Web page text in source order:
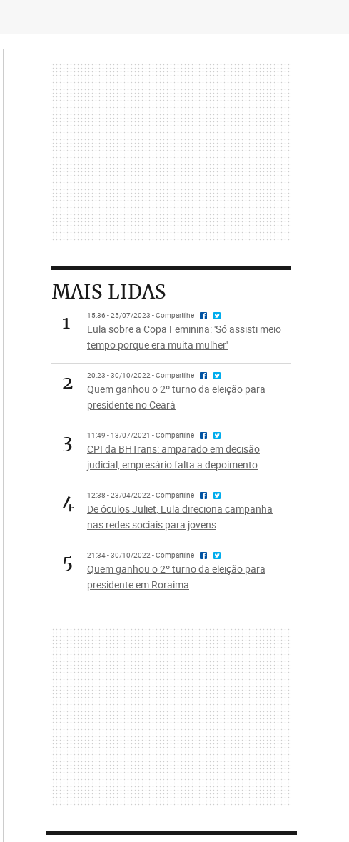
MAIS LIDAS
1
15:36 - 25/07/2023 - Compartilhe
Lula sobre a Copa Feminina: 'Só assisti meio
tempo porque era muita mulher'
2 20:23 - 30/10/2022 - Compartilhe
Quem ganhou o 2º turno da eleição para
presidente no Ceará
3 11:49 - 13/07/2021 - Compartilhe
CPI da BHTrans: amparado em decisão
judicial, empresário falta a depoimento
4 12:38 - 23/04/2022 - Compartilhe
De óculos Juliet, Lula direciona campanha
nas redes sociais para jovens
5 21:34 - 30/10/2022 - Compartilhe
Quem ganhou o 2º turno da eleição para
presidente em Roraima